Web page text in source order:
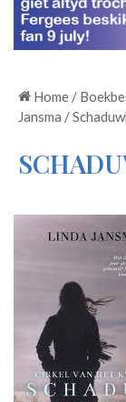
Home /
Jansma /